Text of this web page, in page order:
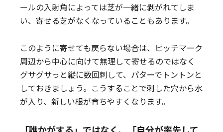
ールの入射角によっては芝が一緒に剥がれてしま
い、寄せる芝がなくなっていることもあります。
このように寄せても戻らない場合は、ピッチマーク
周辺から中心に向けて無理して寄せるのではなく
グサグサっと縦に数回刺して、パターでトントンと
しておきましょう。こうすることで刺した穴から水
が入り、新しい根が育ちやすくなります。